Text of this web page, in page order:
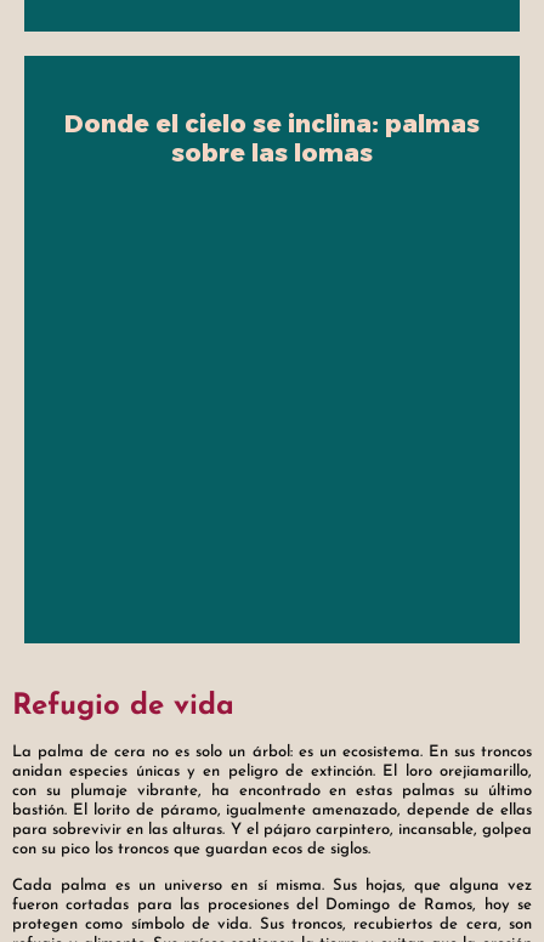
Donde el cielo se inclina: palmas
sobre las lomas
Las palmas de cera se elevan como
lanzas vegetales en las lomas de San
Félix. No hay arquitectura que las
supere ni discurso que las encierre.
Refugio de vida
La palma de cera no es solo un árbol: es un ecosistema. En sus troncos
anidan especies únicas y en peligro de extinción. El loro orejiamarillo,
con su plumaje vibrante, ha encontrado en estas palmas su último
bastión. El lorito de páramo, igualmente amenazado, depende de ellas
para sobrevivir en las alturas. Y el pájaro carpintero, incansable, golpea
con su pico los troncos que guardan ecos de siglos.
Cada palma es un universo en sí misma. Sus hojas, que alguna vez
fueron cortadas para las procesiones del Domingo de Ramos, hoy se
protegen como símbolo de vida. Sus troncos, recubiertos de cera, son